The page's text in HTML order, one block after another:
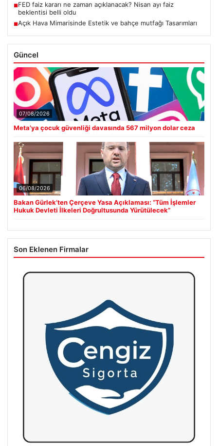
■FED faiz kararı ne zaman açıklanacak? Nisan ayı faiz
beklentisi belli oldu
■Açık Hava Mimarisinde Estetik ve bahçe mutfağı Tasarımları
Güncel
07/08/2026
Meta’ya çocuk güvenliği davasında 567 milyon dolar ceza
06/08/2026
Bakan Gürlek’ten Çerçeve Yasa Açıklaması: “Tüm İşlemler
Hukuk Devleti İlkeleri Doğrultusunda Yürütülecek”
Son Eklenen Firmalar